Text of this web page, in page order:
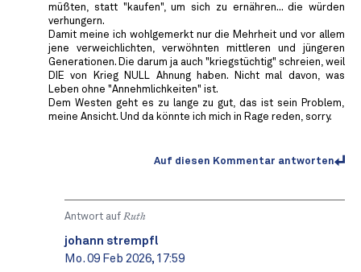
müßten, statt "kaufen", um sich zu ernähren... die würden
verhungern.
Damit meine ich wohlgemerkt nur die Mehrheit und vor allem
jene verweichlichten, verwöhnten mittleren und jüngeren
Generationen. Die darum ja auch "kriegstüchtig" schreien, weil
DIE von Krieg NULL Ahnung haben. Nicht mal davon, was
Leben ohne "Annehmlichkeiten" ist.
Dem Westen geht es zu lange zu gut, das ist sein Problem,
meine Ansicht. Und da könnte ich mich in Rage reden, sorry.
Auf diesen Kommentar antworten
Antwort auf Ruth
johann strempfl
Mo. 09 Feb 2026, 17:59